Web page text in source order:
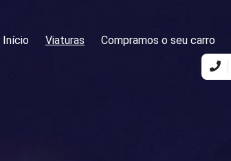
Início Viaturas Compramos o seu carro